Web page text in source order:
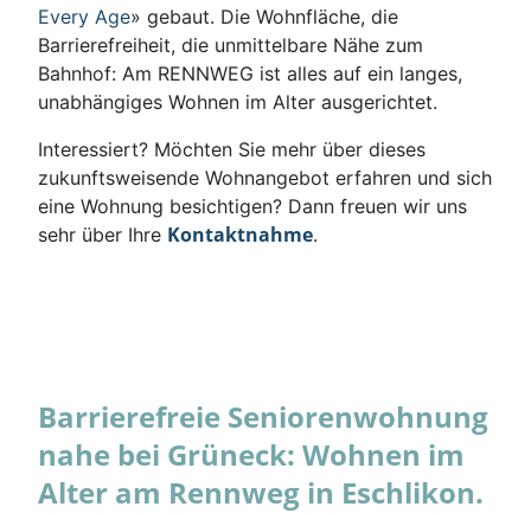
Every Age» gebaut. Die Wohnfläche, die
Barrierefreiheit, die unmittelbare Nähe zum
Bahnhof: Am RENNWEG ist alles auf ein langes,
unabhängiges Wohnen im Alter ausgerichtet.
Interessiert? Möchten Sie mehr über dieses
zukunftsweisende Wohnangebot erfahren und sich
eine Wohnung besichtigen? Dann freuen wir uns
sehr über Ihre Kontaktnahme.
Barrierefreie Seniorenwohnung
nahe bei Grüneck: Wohnen im
Alter am Rennweg in Eschlikon.